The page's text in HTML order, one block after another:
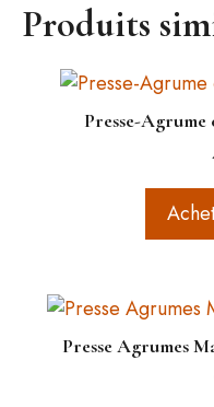
Produits
Presse-Agrume
Presse Agrumes